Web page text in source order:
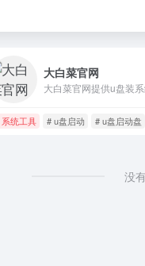
大白菜官网
系统工具 # u盘启动 # u盘启动盘
没